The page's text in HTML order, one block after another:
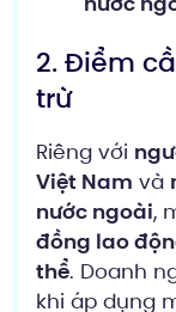
2. Điểm
trừ
Riêng với
Việt Nam và
nước ngoài,
đồng lao
thể. Doanh
khi áp dụng